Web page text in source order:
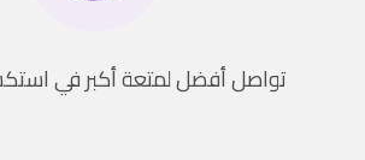
تواصل أفضل لمتعة أكبر في